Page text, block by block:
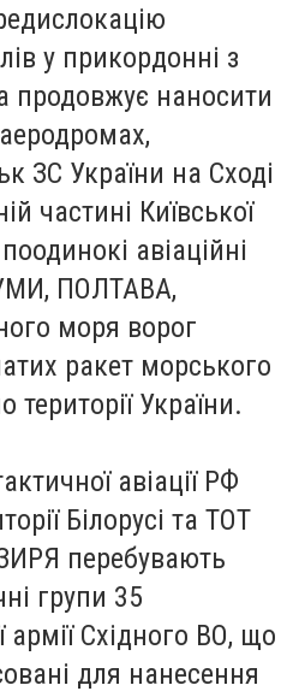
у прикордонні з
продовжує наносити
ЗС України на Сході
частині Київської
авіаційні
ПОЛТАВА,
моря ворог
ракет морського
території України.
авіації РФ
Білорусі та ТОТ
перебувають
групи 35
армії Східного ВО, що
для нанесення